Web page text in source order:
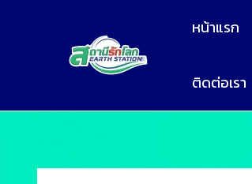
หน้าแรก
ติดต่อเรา